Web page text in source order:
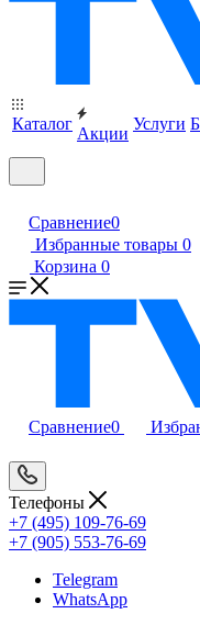
Каталог
Акции
Услуги
Сравнение0
Избранные товары 0
Корзина 0
Сравнение0
Телефоны
+7 (495) 109-76-69
+7 (905) 553-76-69
Telegram
WhatsApp